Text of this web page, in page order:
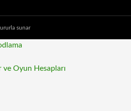
sunar
Oyun Hesapları